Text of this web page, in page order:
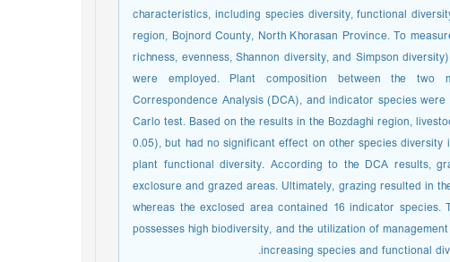
characteristics, including species diversity, functional
region, Bojnord County, North Khorasan Province. To
richness, evenness, Shannon diversity, and Simpson
were employed. Plant composition between the two
Correspondence Analysis (DCA), and indicator species
Carlo test. Based on the results in the Bozdaghi region,
0.05), but had no significant effect on other species
plant functional diversity. According to the DCA results,
exclosure and grazed areas. Ultimately, grazing resulted in
whereas the exclosed area contained 16 indicator
possesses high biodiversity, and the utilization of
increasing species and functional